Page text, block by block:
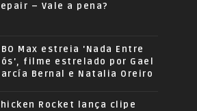
– Vale a pena?
Max estreia 'Nada Entre
filme estrelado por Gael
Bernal e Natalia Oreiro
Rocket lança clipe